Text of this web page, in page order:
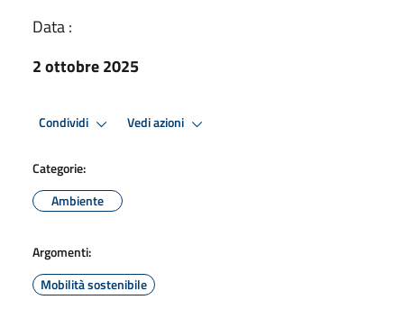
Data :
2 ottobre 2025
Condividi Vedi azioni
Categorie:
Ambiente
Argomenti:
Mobilità sostenibile